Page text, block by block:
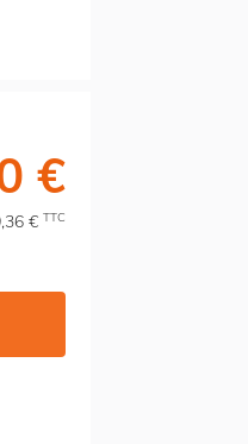
€
€ TTC